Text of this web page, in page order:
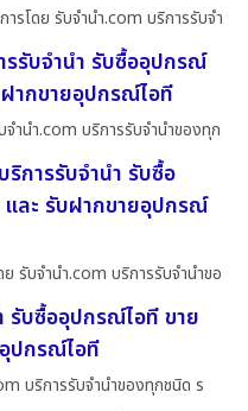
รโดย รับจํานํา.com บริการรับจำ
รรับจำนำ รับซื้ออุปกรณ์
ากขายอุปกรณ์ไอที
จํานํา.com บริการรับจำนำของทุก
การรับจำนำ รับซื้อ
ละ รับฝากขายอุปกรณ์
รับจํานํา.com บริการรับจำนำขอ
รับซื้ออุปกรณ์ไอที ขาย
ปกรณ์ไอที
บริการรับจำนำของทุกชนิด ร